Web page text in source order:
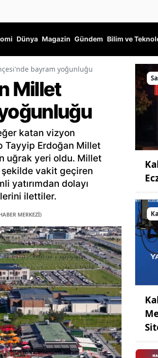
Dünya Magazin Gündem Bilim ve
bayram yoğunluğu
Millet
katan vizyon
Tayyip Erdoğan Millet
uğrak yeri oldu. Millet
vakit geçiren
yatırımdan dolayı
ilettiler.
MERKEZİ)